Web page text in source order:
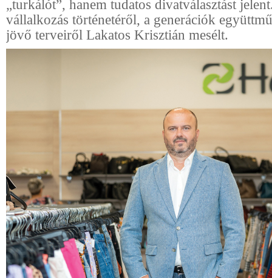
„turkálót”, hanem tudatos divatválasztást
vállalkozás történetéről, a generációk
jövő terveiről Lakatos Krisztián mesélt.